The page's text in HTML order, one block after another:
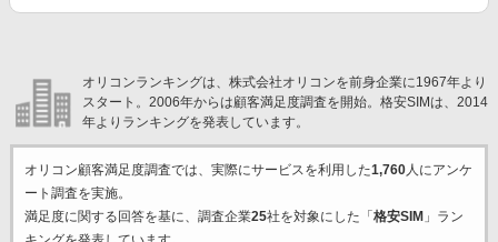
オリコンランキングは、株式会社オリコンを前身企業に1967年より
スタート。2006年からは顧客満足度調査を開始。格安SIMは、2014
年よりランキングを発表しています。
オリコン顧客満足度調査では、実際にサービスを利用した1,760人にアンケ
ート調査を実施。
満足度に関する回答を基に、調査企業25社を対象にした「 格安SIM 」ラン